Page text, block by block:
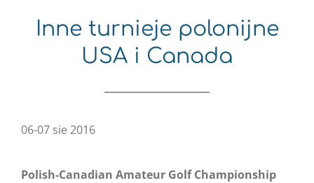
Inne turnieje polonijne
USA i Canada
06-07 sie 2016
Polish-Canadian Amateur Golf Championship